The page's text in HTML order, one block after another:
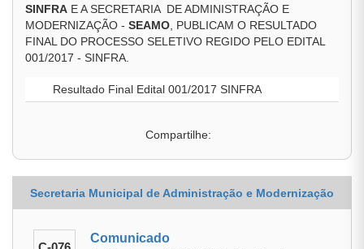
SINFRA E A SECRETARIA DE ADMINISTRAÇÃO E
MODERNIZAÇÃO - SEAMO , PUBLICAM O RESULTADO
FINAL DO PROCESSO SELETIVO REGIDO PELO EDITAL
001/2017 - SINFRA.
Resultado Final Edital 001/2017 SINFRA
Compartilhe:
Secretaria Municipal de Administração e Modernização
Comunicado